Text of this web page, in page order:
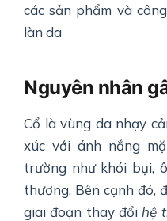
các sản phẩm và
làn da
Nguyên nhân
Cổ là vùng da nhạy
xúc với ánh nắng
trường như khói bụi,
thương. Bên cạnh đó,
giai đoạn thay đổihệ